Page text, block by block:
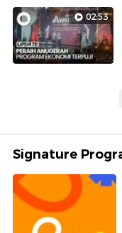
02:53
Signature